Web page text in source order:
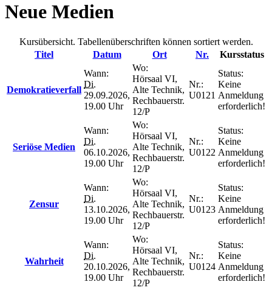
Neue Medien
Kursübersicht. Tabellenüberschriften können sortiert werden.
Titel
Datum Ort Nr. Kursstatus
Demokratieverfall
Wann:
Di.
29.09.2026,
19.00 Uhr
Wo:
Hörsaal VI,
Alte Technik,
Rechbauerstr.
12/P
Nr.:
U0121
Status:
Keine
Anmeldung
erforderlich!
Seriöse Medien
Wann:
Di.
06.10.2026,
19.00 Uhr
Wo:
Hörsaal VI,
Alte Technik,
Rechbauerstr.
12/P
Nr.:
U0122
Status:
Keine
Anmeldung
erforderlich!
Zensur
Wann:
Di.
13.10.2026,
19.00 Uhr
Wo:
Hörsaal VI,
Alte Technik,
Rechbauerstr.
12/P
Nr.:
U0123
Status:
Keine
Anmeldung
erforderlich!
Wahrheit
Wann:
Di.
20.10.2026,
19.00 Uhr
Wo:
Hörsaal VI,
Alte Technik,
Rechbauerstr.
12/P
Nr.:
U0124
Status:
Keine
Anmeldung
erforderlich!